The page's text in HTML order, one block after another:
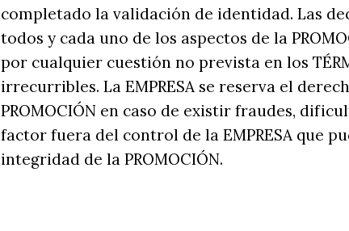
completado la validación de identidad. Las
todos y cada uno de los aspectos de la
por cualquier cuestión no prevista en los
irrecurribles. La EMPRESA se reserva el
PROMOCIÓN en caso de existir fraudes,
factor fuera del control de la EMPRESA que
integridad de la PROMOCIÓN.‌